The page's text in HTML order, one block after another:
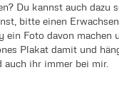
Du kannst auch dazu
bitte einen
ein Foto davon machen
Plakat damit und
auch ihr immer bei mir.